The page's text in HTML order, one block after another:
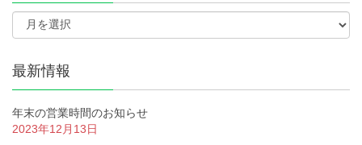
最新情報
年末の営業時間のお知らせ
2023年12月13日